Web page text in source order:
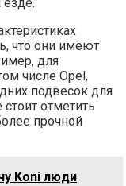
что они имеют
для
числе Opel,
подвесок для
отметить
прочной
Koni люди